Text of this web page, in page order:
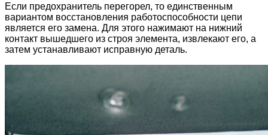
Если предохранитель перегорел, то единственным
вариантом восстановления работоспособности цепи
является его замена. Для этого нажимают на нижний
контакт вышедшего из строя элемента, извлекают его, а
затем устанавливают исправную деталь.